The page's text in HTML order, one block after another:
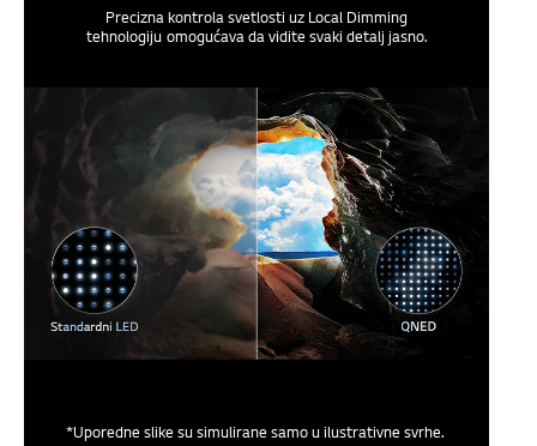
Precizna kontrola svetlosti uz Local Dimming
tehnologiju omogućava da vidite svaki detalj jasno.
*Uporedne slike su simulirane samo u ilustrativne svrhe.